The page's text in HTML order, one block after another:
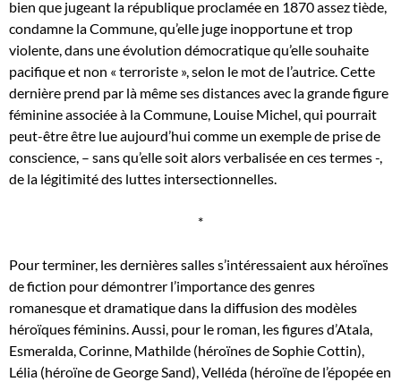
bien que jugeant la république proclamée en 1870 assez tiède,
condamne la Commune, qu’elle juge inopportune et trop
violente, dans une évolution démocratique qu’elle souhaite
pacifique et non « terroriste », selon le mot de l’autrice. Cette
dernière prend par là même ses distances avec la grande figure
féminine associée à la Commune, Louise Michel, qui pourrait
peut-être être lue aujourd’hui comme un exemple de prise de
conscience, – sans qu’elle soit alors verbalisée en ces termes -,
de la légitimité des luttes intersectionnelles.
*
Pour terminer, les dernières salles s’intéressaient aux héroïnes
de fiction pour démontrer l’importance des genres
romanesque et dramatique dans la diffusion des modèles
héroïques féminins. Aussi, pour le roman, les figures d’Atala,
Esmeralda, Corinne, Mathilde (héroïnes de Sophie Cottin),
Lélia (héroïne de George Sand), Velléda (héroïne de l’épopée en